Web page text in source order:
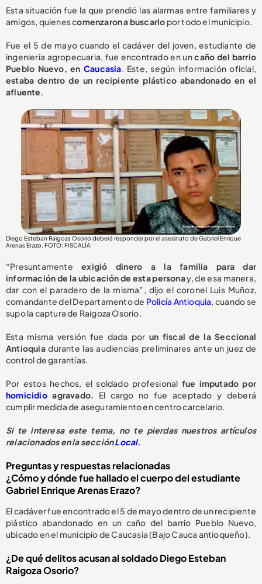
Esta situación fue la que prendió las alarmas entre familiares y
amigos, quienes comenzaron a buscarlo por todo el municipio.
Fue el 5 de mayo cuando el cadáver del joven, estudiante de
ingeniería agropecuaria, fue encontrado en uncaño del barrio
Pueblo Nuevo, en Caucasia. Este, según información oficial,
estaba dentro de un recipiente plástico abandonado en el
afluente.
Diego Esteban Raigoza Osorio deberá responder por el asesinato de Gabriel Enrique
Arenas Erazo . FOTO: FISCALÍA
“Presuntamenteexigió dinero a la familia para dar
información de la ubicación de esta personay, de esa manera,
dar con el paradero de la misma”, dijo el coronel Luis Muñoz,
comandante del Departamento de Policía Antioquia, cuando se
supo la captura de Raigoza Osorio.
Esta misma versión fue dada por un fiscal de la Seccional
Antioquiadurante las audiencias preliminares ante un juez de
control de garantías.
Por estos hechos, el soldado profesional fue imputado por
homicidioagravado. El cargo no fue aceptado y deberá
cumplir medida de aseguramiento en centro carcelario.
Si te interesa este tema, no te pierdas nuestros artículos
relacionados en la secciónLocal.
Preguntas y respuestas relacionadas
¿Cómo y dónde fue hallado el cuerpo del estudiante
Gabriel Enrique Arenas Erazo?
El cadáver fue encontrado el 5 de mayo dentro de un recipiente
plástico abandonado en un caño del barrio Pueblo Nuevo,
ubicado en el municipio de Caucasia (Bajo Cauca antioqueño).
¿De qué delitos acusan al soldado Diego Esteban
Raigoza Osorio?